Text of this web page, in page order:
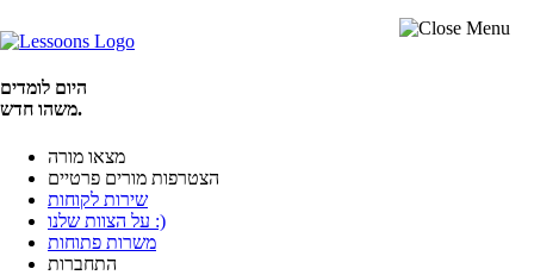
היום לומדים
משהו חדש.
מצאו מורה
הצטרפות מורים פרטיים
שירות לקוחות
על הצוות שלנו :)
משרות פתוחות
התחברות